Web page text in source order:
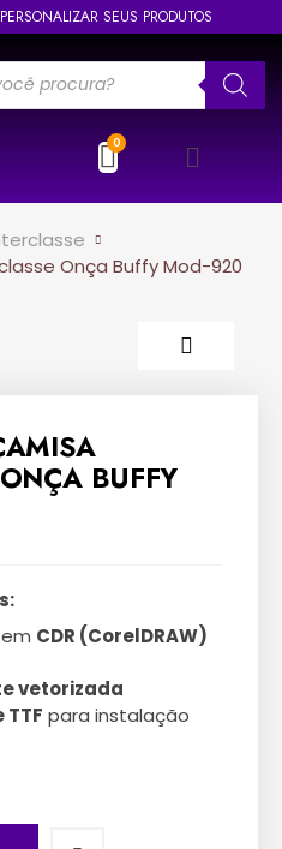
SEUS PRODUTOS
Onça Buffy Mod-920
BUFFY
CDR (CorelDRAW)
vetorizada
para instalação